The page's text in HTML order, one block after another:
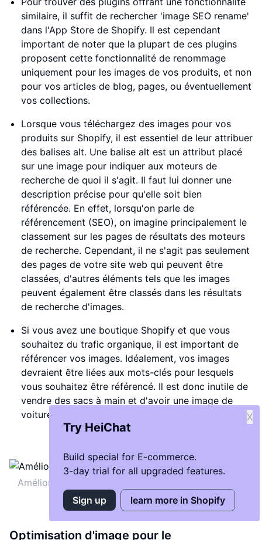
similaire, il suffit de rechercher 'image SEO rename'
dans l'App Store de Shopify. Il est cependant
important de noter que la plupart de ces plugins
proposent cette fonctionnalité de renommage
uniquement pour les images de vos produits, et non
pour vos articles de blog, pages, ou éventuellement
vos collections.
Lorsque vous téléchargez des images pour vos
produits sur Shopify, il est essentiel de leur attribuer
des balises alt. Une balise alt est un attribut placé
sur une image pour indiquer aux moteurs de
recherche de quoi il s'agit. Il faut lui donner une
description précise pour qu'elle soit bien
référencée. En effet, lorsqu'on parle de
référencement (SEO), on imagine principalement le
classement sur les pages de résultats des moteurs
de recherche. Cependant, il ne s'agit pas seulement
des pages de votre site web qui peuvent être
classées, d'autres éléments tels que les images
peuvent également être classés dans les résultats
de recherche d'images.
Si vous avez une boutique Shopify et que vous
souhaitez du trafic organique, il est important de
référencer vos images. Idéalement, vos images
devraient être liées aux mots-clés pour lesquels
vous souhaitez être référencé. Il est donc inutile de
vendre des sacs à main et d'avoir une image de
voiture.
Améliorer le référencement des images sur Shopify
Optimisation d'image pour le
Try HeiChat
Build special for E-commerce.
3-day trial for all upgraded features.
X
Sign up learn more in Shopify